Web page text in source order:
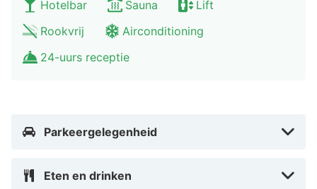
Hotelbar
Sauna
Lift
Rookvrij
Airconditioning
24-uurs receptie
Parkeergelegenheid
Eten en drinken